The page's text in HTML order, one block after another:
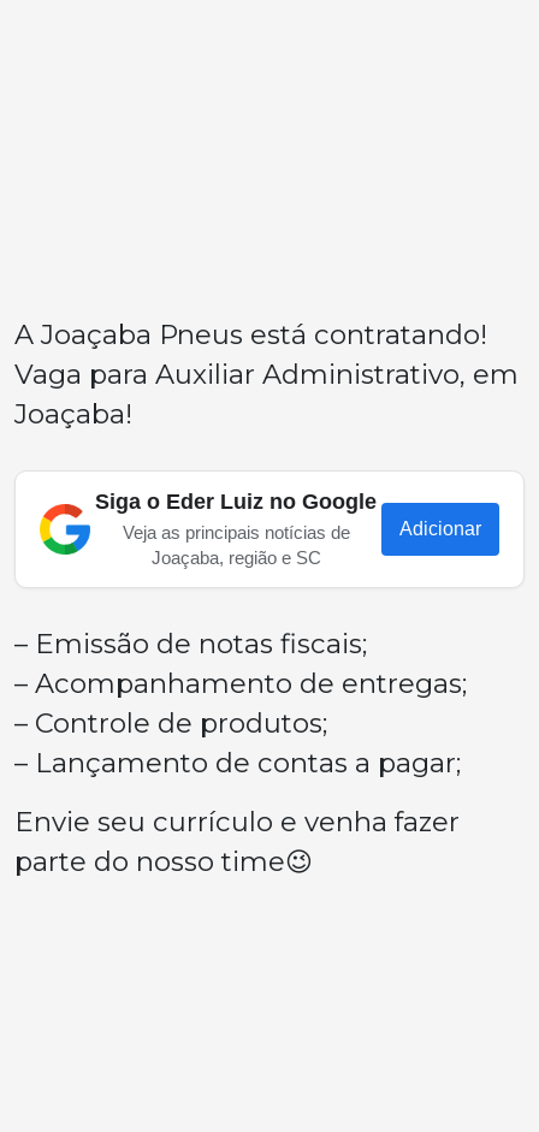
A Joaçaba Pneus está contratando!
Vaga para Auxiliar Administrativo, em
Joaçaba!
Siga o Eder Luiz no Google
Veja as principais notícias de
Joaçaba, região e SC
Adicionar
– Emissão de notas fiscais;
– Acompanhamento de entregas;
– Controle de produtos;
– Lançamento de contas a pagar;
Envie seu currículo e venha fazer
parte do nosso time😉